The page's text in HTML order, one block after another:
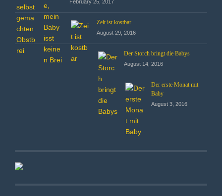
February 25, 2017
Zeit ist kostbar
August 29, 2016
Der Storch bringt die Babys
August 14, 2016
Der erste Monat mit
Baby
August 3, 2016